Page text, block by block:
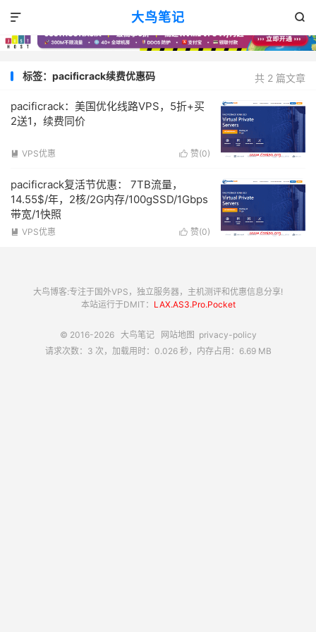
大鸟笔记 

共 2 篇文章
标签：pacificrack续费优惠码
pacificrack：美国优化线路VPS，5折+买
2送1，续费同价
 赞(0)
 VPS优惠
pacificrack复活节优惠： 7TB流量，
14.55$/年，2核/2G内存/100gSSD/1Gbps
带宽/1快照
 赞(0)
 VPS优惠
大鸟博客:专注于国外VPS，独立服务器，主机测评和优惠信息分享!
本站运行于DMIT： LAX.AS3.Pro.Pocket
© 2016-2026 大鸟笔记 网站地图 privacy-policy
请求次数：3 次，加载用时：0.026 秒，内存占用：6.69 MB